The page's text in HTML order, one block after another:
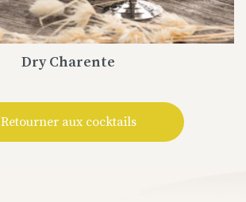
Dry Charente
Retourner aux cocktails